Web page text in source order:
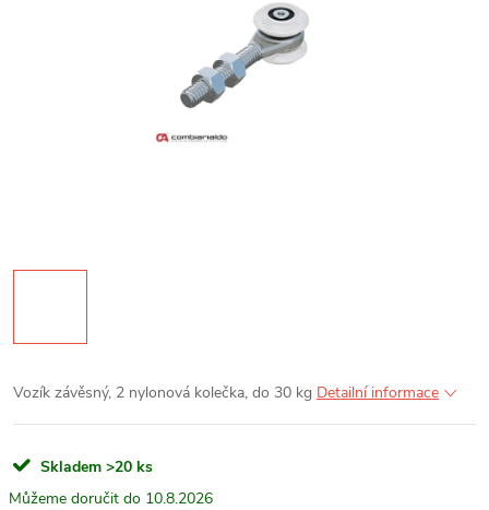
Vozík závěsný, 2 nylonová kolečka, do 30 kg Detailní informace
Skladem >20 ks
10.8.2026